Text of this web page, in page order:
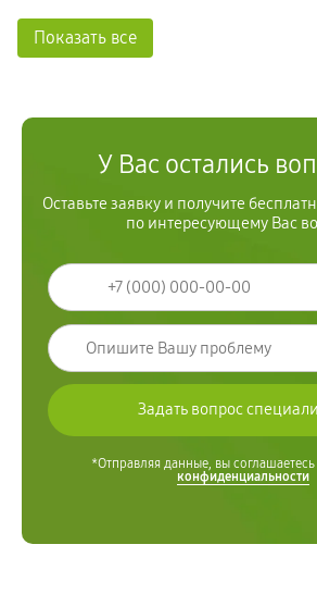
Показать все
У Вас остались
Оставьте заявку и получите
по интересующему Вас
*Отправляя данные, вы соглашаетесь
конфиденциальности